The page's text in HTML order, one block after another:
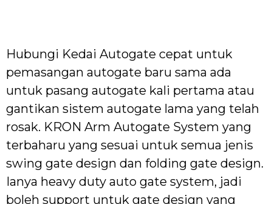
Hubungi Kedai Autogate cepat untuk
pemasangan autogate baru sama ada
untuk pasang autogate kali pertama atau
gantikan sistem autogate lama yang telah
rosak. KRON Arm Autogate System yang
terbaharu yang sesuai untuk semua jenis
swing gate design dan folding gate design.
Ianya heavy duty auto gate system, jadi
boleh support untuk gate design yang